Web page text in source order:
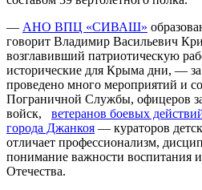
— АНО ВПЦ «СИВАШ»
говорит Владимир Васильевич
возглавивший патриотическую
исторические для Крыма дни, — за
проведено много мероприятий и
Пограничной Службы, офицеров
войск, ветеранов боевых
города Джанкоя — кураторов
отличает профессионализм,
понимание важности воспитания
Отечества.